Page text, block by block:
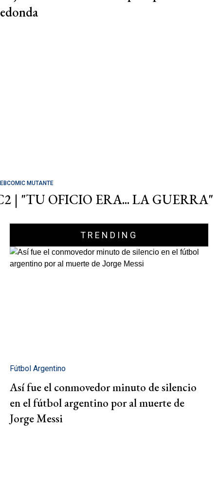
MUTANTE
| "TU OFICIO ERA... LA GUERRA"
TRENDING
Fútbol Argentino
Así fue el conmovedor minuto de silencio
en el fútbol argentino por al muerte de
Jorge Messi